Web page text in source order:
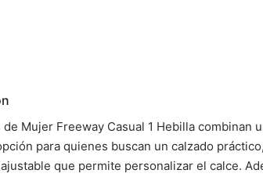
de Mujer Freeway Casual 1 Hebilla
para quienes buscan un calzado
que permite personalizar el calce.